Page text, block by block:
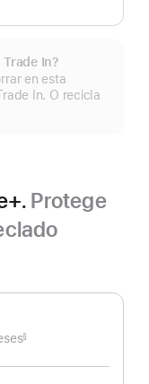
In?
en esta
In. O recicla
Protege
meses
§